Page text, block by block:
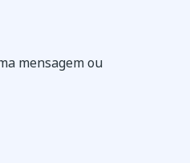
mensagem ou